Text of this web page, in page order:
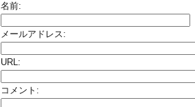
名前:
メールアドレス:
URL:
コメント: